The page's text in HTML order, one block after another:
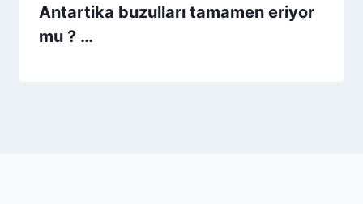
Antartika buzulları tamamen eriyor
mu ? …